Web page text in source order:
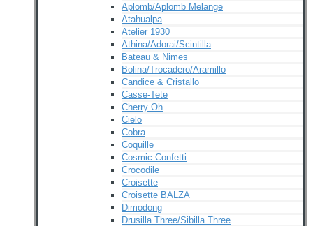
Aplomb/Aplomb Melange
Atahualpa
Atelier 1930
Athina/Adorai/Scintilla
Bateau & Nimes
Bolina/Trocadero/Aramillo
Candice & Cristallo
Casse-Tete
Cherry Oh
Cielo
Cobra
Coquille
Cosmic Confetti
Crocodile
Croisette
Croisette BALZA
Dimodong
Drusilla Three/Sibilla Three